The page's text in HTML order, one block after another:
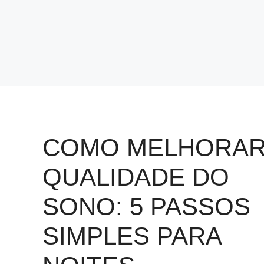
COMO
QUALIDADE DO
SONO: 5 PASSOS
SIMPLES PARA